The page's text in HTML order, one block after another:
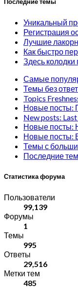
Уникальный
Регистрация
Лучшие
Как быстро
Здесь колодки
Самые
Темы без
Topics
Новые посты:
New posts:
Новые посты:
Новые посты:
Темы с
Последние
Статистика форума
Пользователи
99,139
Форумы
1
Темы
995
Ответы
29,516
Метки тем
485